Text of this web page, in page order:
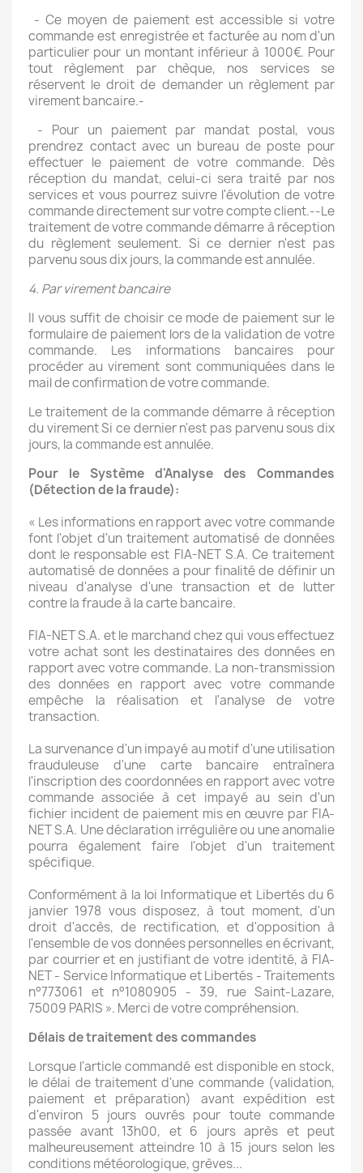
- Ce moyen de paiement est accessible si votre
commande est enregistrée et facturée au nom d'un
particulier pour un montant inférieur à 1000€. Pour
tout règlement par chèque, nos services se
réservent le droit de demander un règlement par
virement bancaire.-
- Pour un paiement par mandat postal, vous
prendrez contact avec un bureau de poste pour
effectuer le paiement de votre commande. Dès
réception du mandat, celui-ci sera traité par nos
services et vous pourrez suivre l'évolution de votre
commande directement sur votre compte client.--Le
traitement de votre commande démarre à réception
du règlement seulement. Si ce dernier n'est pas
parvenu sous dix jours, la commande est annulée.
4. Par virement bancaire
Il vous suffit de choisir ce mode de paiement sur le
formulaire de paiement lors de la validation de votre
commande. Les informations bancaires pour
procéder au virement sont communiquées dans le
mail de confirmation de votre commande.
Le traitement de la commande démarre à réception
du virement Si ce dernier n'est pas parvenu sous dix
jours, la commande est annulée.
Pour le Système d'Analyse des Commandes
(Détection de la fraude):
« Les informations en rapport avec votre commande
font l'objet d'un traitement automatisé de données
dont le responsable est FIA-NET S.A. Ce traitement
automatisé de données a pour finalité de définir un
niveau d'analyse d'une transaction et de lutter
contre la fraude à la carte bancaire.
FIA-NET S.A. et le marchand chez qui vous effectuez
votre achat sont les destinataires des données en
rapport avec votre commande. La non-transmission
des données en rapport avec votre commande
empêche la réalisation et l'analyse de votre
transaction.
La survenance d'un impayé au motif d'une utilisation
frauduleuse d'une carte bancaire entraînera
l'inscription des coordonnées en rapport avec votre
commande associée à cet impayé au sein d'un
fichier incident de paiement mis en œuvre par FIA-
NET S.A. Une déclaration irrégulière ou une anomalie
pourra également faire l'objet d'un traitement
spécifique.
Conformément à la loi Informatique et Libertés du 6
janvier 1978 vous disposez, à tout moment, d'un
droit d'accès, de rectification, et d'opposition à
l'ensemble de vos données personnelles en écrivant,
par courrier et en justifiant de votre identité, à FIA-
NET - Service Informatique et Libertés - Traitements
n°773061 et n°1080905 - 39, rue Saint-Lazare,
75009 PARIS ». Merci de votre compréhension.
Délais de traitement des commandes
Lorsque l'article commandé est disponible en stock,
le délai de traitement d'une commande (validation,
paiement et préparation) avant expédition est
d'environ 5 jours ouvrés pour toute commande
passée avant 13h00, et 6 jours après et peut
malheureusement atteindre 10 à 15 jours selon les
conditions météorologique, grèves...